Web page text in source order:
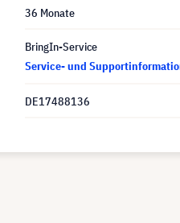
36 Monate
BringIn-Service
Service- und
DE17488136